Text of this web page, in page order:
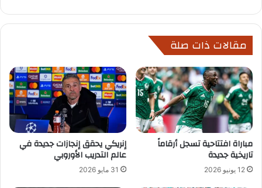
مقالات ذات صلة
مباراة افتتاحية تسجل أرقاماً
تاريخية جديدة
12 يونيو 2026
إنريكي يحقق إنجازات جديدة في
عالم التدريب الأوروبي
31 مايو 2026